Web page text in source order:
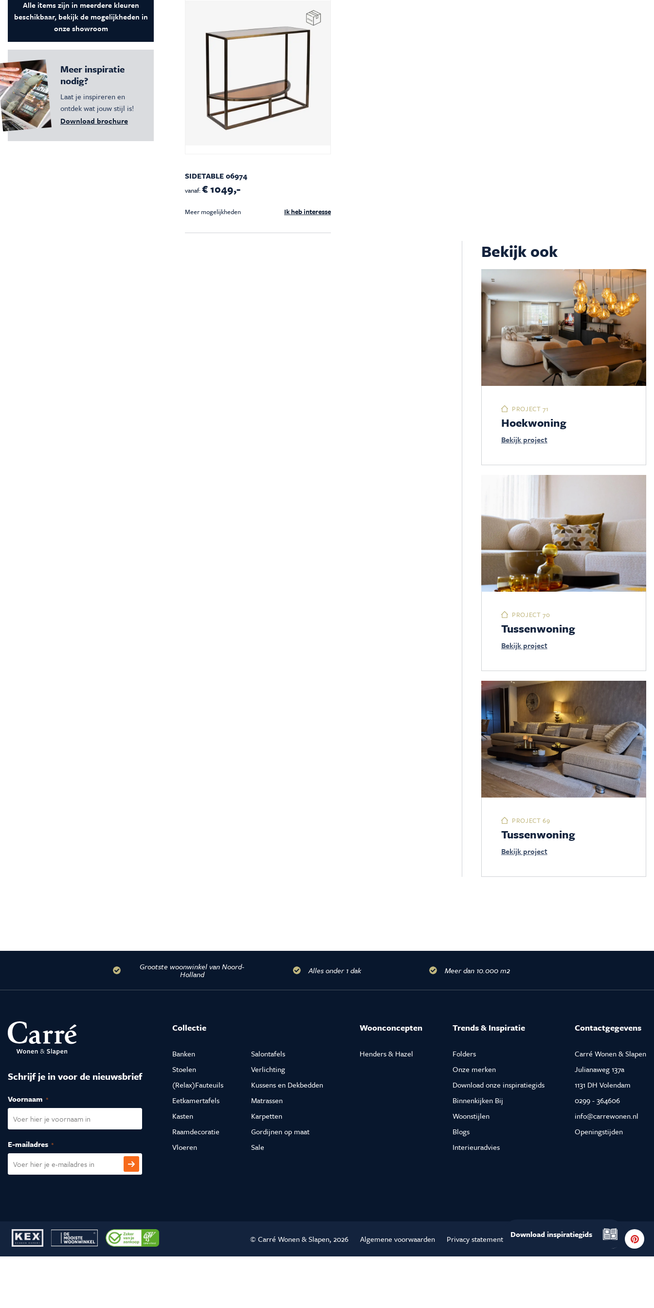
Vloeren
Accessoires
Stalen binnendeuren
Verlichting
Sfeerimpressie slaapkamerkasten
Stalen binnendeuren
Verlichting
Download
inspiratiegids
Alle items zijn in meerdere kleuren
beschikbaar, bekijk de mogelijkheden in
onze showroom
Meer inspiratie
nodig?
Laat je inspireren en
ontdek wat jouw stijl is!
Download brochure
SIDETABLE 06974
vanaf:€ 1049,-
Meer mogelijkheden Ik heb interesse
Bekijk ook
PROJECT 71
Hoekwoning
Bekijk project
PROJECT 70
Tussenwoning
Bekijk project
PROJECT 69
Tussenwoning
Bekijk project
Grootste woonwinkel van Noord-
Holland Alles onder 1 dak Meer dan 10.000 m2
Schrijf je in voor de nieuwsbrief
Voornaam (Vereist)
E-mailadres (Vereist)
Collectie
Banken
Stoelen
(Relax)Fauteuils
Eetkamertafels
Kasten
Raamdecoratie
Vloeren
Salontafels
Verlichting
Kussens en Dekbedden
Matrassen
Karpetten
Gordijnen op maat
Sale
Woonconcepten
Henders & Hazel
Trends & Inspiratie
Folders
Onze merken
Download onze inspiratiegids
Binnenkijken Bij
Woonstijlen
Blogs
Interieuradvies
Contactgegevens
Carré Wonen & Slapen
Julianaweg 137a
1131 DH Volendam
0299 - 364606
info@carrewonen.nl
Openingstijden
Algemene voorwaarden Privacy statement Cookie statement
© Carré Wonen & Slapen, 2026